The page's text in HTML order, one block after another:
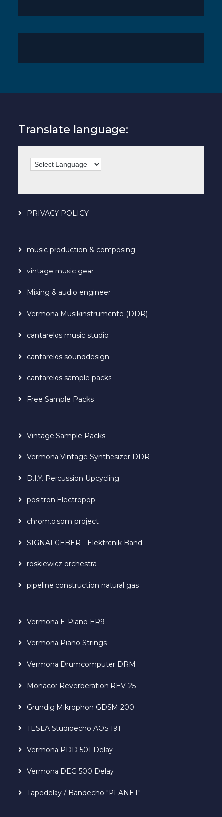
Translate language:
PRIVACY POLICY
music production & composing
vintage music gear
Mixing & audio engineer
Vermona Musikinstrumente (DDR)
cantarelos music studio
cantarelos sounddesign
cantarelos sample packs
Free Sample Packs
Vintage Sample Packs
Vermona Vintage Synthesizer DDR
D.I.Y. Percussion Upcycling
positron Electropop
chrom.o.som project
SIGNALGEBER - Elektronik Band
roskiewicz orchestra
pipeline construction natural gas
Vermona E-Piano ER9
Vermona Piano Strings
Vermona Drumcomputer DRM
Monacor Reverberation REV-25
Grundig Mikrophon GDSM 200
TESLA Studioecho AOS 191
Vermona PDD 501 Delay
Vermona DEG 500 Delay
Tapedelay / Bandecho "PLANET"